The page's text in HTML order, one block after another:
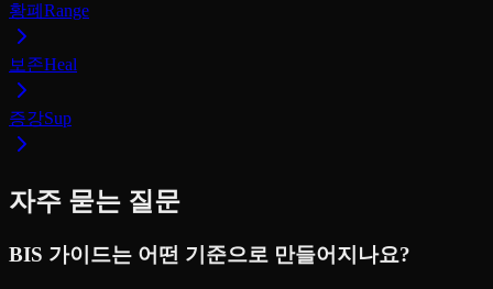
황폐 Range
보존Heal
증강Sup
자주 묻는 질문
BIS 가이드는 어떤 기준으로 만들어지나요?